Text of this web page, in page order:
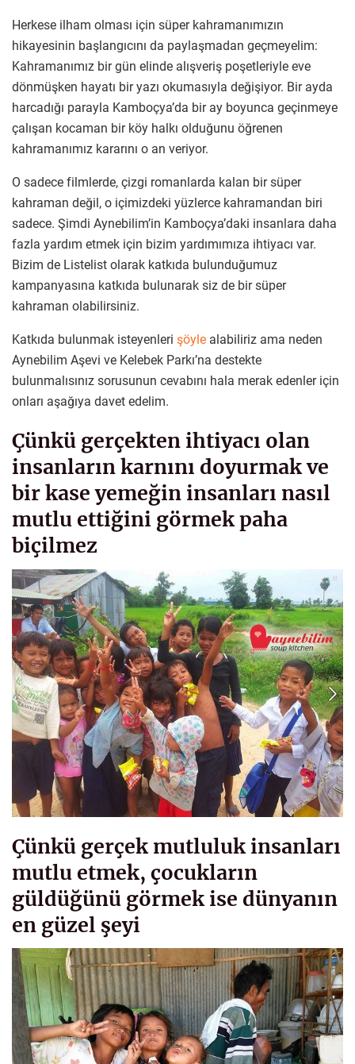
Herkese ilham olması için süper kahramanımızın
hikayesinin başlangıcını da paylaşmadan geçmeyelim:
Kahramanımız bir gün elinde alışveriş poşetleriyle eve
dönmüşken hayatı bir yazı okumasıyla değişiyor. Bir ayda
harcadığı parayla Kamboçya’da bir ay boyunca geçinmeye
çalışan kocaman bir köy halkı olduğunu öğrenen
kahramanımız kararını o an veriyor.
O sadece filmlerde, çizgi romanlarda kalan bir süper
kahraman değil, o içimizdeki yüzlerce kahramandan biri
sadece. Şimdi Aynebilim’in Kamboçya’daki insanlara daha
fazla yardım etmek için bizim yardımımıza ihtiyacı var.
Bizim de Listelist olarak katkıda bulunduğumuz
kampanyasına katkıda bulunarak siz de bir süper
kahraman olabilirsiniz.
Katkıda bulunmak isteyenleri şöyle alabiliriz ama neden
Aynebilim Aşevi ve Kelebek Parkı’na destekte
bulunmalısınız sorusunun cevabını hala merak edenler için
onları aşağıya davet edelim.
Çünkü gerçekten ihtiyacı olan
insanların karnını doyurmak ve
bir kase yemeğin insanları nasıl
mutlu ettiğini görmek paha
biçilmez
Çünkü gerçek mutluluk insanları
mutlu etmek, çocukların
güldüğünü görmek ise dünyanın
en güzel şeyi